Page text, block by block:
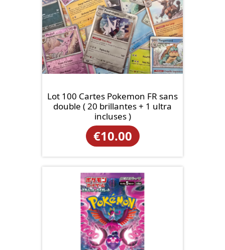
Lot 100 Cartes Pokemon FR sans
double ( 20 brillantes + 1 ultra
incluses )
€10.00